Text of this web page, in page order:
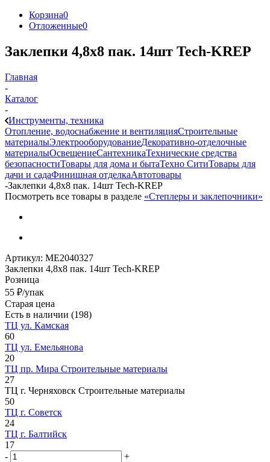
Корзина0
Отложенные0
Заклепки 4,8x8 пак. 14шт Tech-KREP
Главная
-
Каталог
-
Инструменты, техника
Отопление, водоснабжение и вентиляцияСтроительные
материалыЭлектрооборудованиеДекоративно-отделочные
материалыОсвещениеСантехникаТехнические средства
безопасностиТовары для дома и бытаТехно СитиТовары для
дачи и садаФинишная отделкаАвтотовары
-Заклепки 4,8x8 пак. 14шт Tech-KREP
Посмотреть все товары в разделе «Степлеры и заклепочники»
Артикул: МЕ2040327
Заклепки 4,8x8 пак. 14шт Tech-KREP
Розница
55 ₽/упак
Старая цена
Есть в наличии (198)
ТЦ ул. Камская
60
ТЦ ул. Емельянова
20
ТЦ пр. Мира Строительные материалы
27
ТЦ г. Черняховск Строительные материалы
50
ТЦ г. Советск
24
ТЦ г. Балтийск
17
-
+